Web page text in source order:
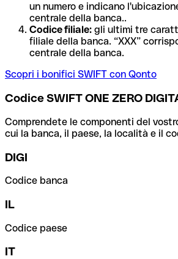
un numero e indicano
centrale della banca..
Codice filiale: gli ultimi tre
filiale della banca. “XXX”
centrale della banca.
Scopri i bonifici SWIFT con Qonto
Codice SWIFT ONE ZERO
Comprendete le componenti del
cui la banca, il paese, la località e il
DIGI
Codice banca
IL
Codice paese
IT